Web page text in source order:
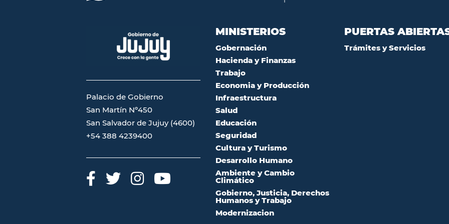
Palacio de Gobierno
San Martín Nº450
San Salvador de Jujuy (4600)
+54 388 4239400
MINISTERIOS
Gobernación
Hacienda y Finanzas
Trabajo
Economia y Producción
Infraestructura
Salud
Educación
Seguridad
Cultura y Turismo
Desarrollo Humano
Ambiente y Cambio
Climático
Gobierno, Justicia, Derechos
Humanos y Trabajo
Modernizacion
PUERTAS
Trámites y Servicios